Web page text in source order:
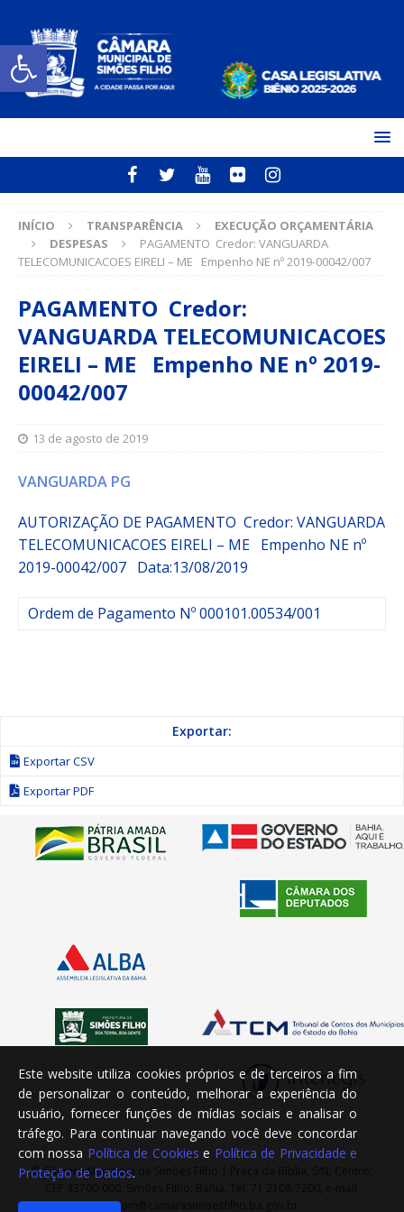
Open toolbar
INÍCIO TRANSPARÊNCIA
EXECUÇÃO ORÇAMENTÁRIA
DESPESAS
PAGAMENTO Credor: VANGUARDA
TELECOMUNICACOES EIRELI – ME Empenho NE nº 2019-00042/007
PAGAMENTO Credor:
VANGUARDA TELECOMUNICACOES
EIRELI – ME Empenho NE nº 2019-
00042/007
13 de agosto de 2019
VANGUARDA PG
AUTORIZAÇÃO DE PAGAMENTO Credor: VANGUARDA
TELECOMUNICACOES EIRELI – ME Empenho NE nº
2019-00042/007 Data:13/08/2019
Ordem de Pagamento Nº 000101.00534/001
Exportar:
Exportar CSV
Exportar PDF
© Câmara Municipal de Simões Filho | Praça da Bíblia, S/N, Centro,
CEP 43700-000, Simões Filho, Bahia. Tel: 71 2108-7200, e-mail:
ascom@camarasimoesfilho.ba.gov.br.
Este website utiliza cookies próprios e de terceiros a fim
de personalizar o conteúdo, melhorar a experiência do
usuário, fornecer funções de mídias sociais e analisar o
tráfego. Para continuar navegando você deve concordar
com nossa Política de Cookies e Política de Privacidade e
Proteção de Dados.